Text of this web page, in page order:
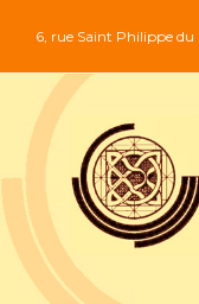
6, rue Saint Philippe du